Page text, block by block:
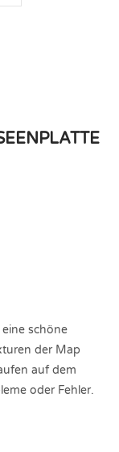
schöne
der Map
auf dem
oder Fehler.